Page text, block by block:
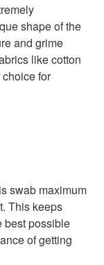
shape of the
and grime
like cotton
for
swab maximum
This keeps
best possible
of getting